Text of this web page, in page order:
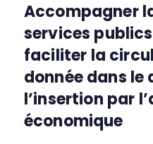
Accompagner
services
faciliter la
donnée dans le
l’insertion par
économique